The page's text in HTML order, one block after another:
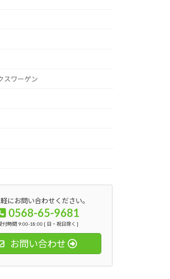
スワーゲン
にお問い合わせください。
0568-65-9681
付時間 9:00-18:00 [ 日・祝日除く ]
お問い合わせ